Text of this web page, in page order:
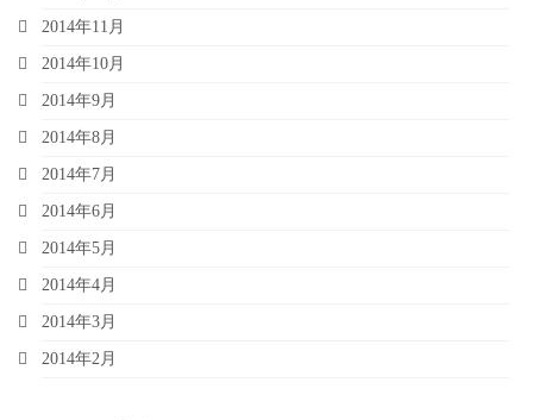
2014年11月
2014年10月
2014年9月
2014年8月
2014年7月
2014年6月
2014年5月
2014年4月
2014年3月
2014年2月